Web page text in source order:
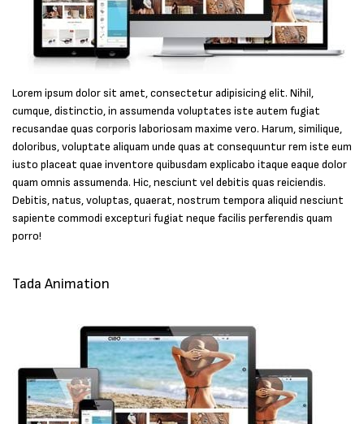
Lorem ipsum dolor sit amet, consectetur adipisicing elit. Nihil,
cumque, distinctio, in assumenda voluptates iste autem fugiat
recusandae quas corporis laboriosam maxime vero. Harum, similique,
doloribus, voluptate aliquam unde quas at consequuntur rem iste eum
iusto placeat quae inventore quibusdam explicabo itaque eaque dolor
quam omnis assumenda. Hic, nesciunt vel debitis quas reiciendis.
Debitis, natus, voluptas, quaerat, nostrum tempora aliquid nesciunt
sapiente commodi excepturi fugiat neque facilis perferendis quam
porro!
Tada Animation